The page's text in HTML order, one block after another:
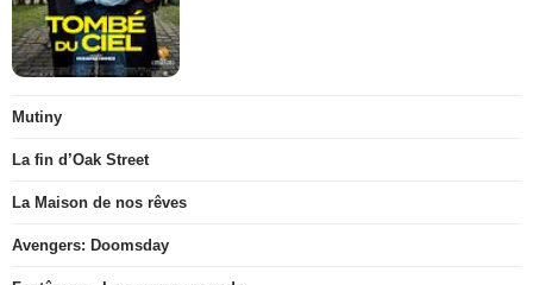
Mutiny
La fin d’Oak Street
La Maison de nos rêves
Avengers: Doomsday